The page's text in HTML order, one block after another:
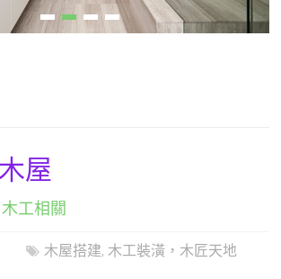
屋
木工相關
木屋搭建, 木工裝潢，木匠天地